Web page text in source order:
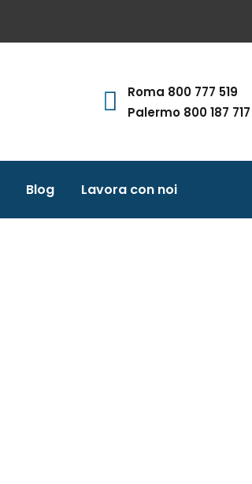
Roma 800 777 519
Palermo 800 187 717
Blog Lavora con noi